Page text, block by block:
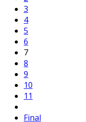
3
4
5
6
7
8
9
10
11
Final